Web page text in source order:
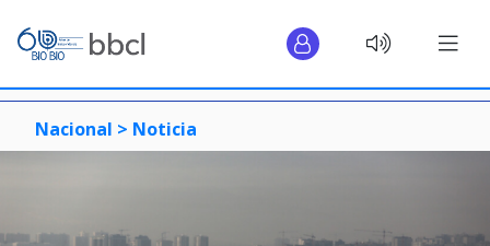
Nacional > Noticia